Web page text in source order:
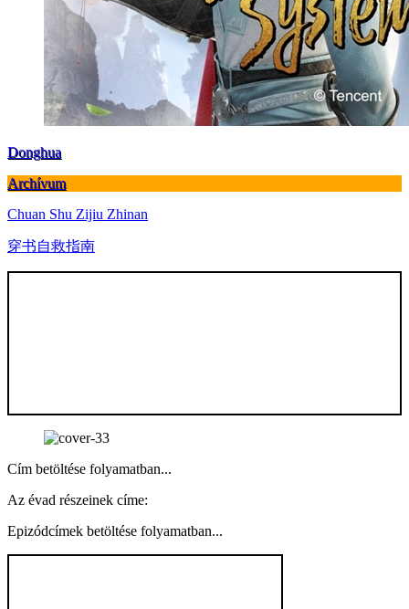
Donghua
Archívum
Chuan Shu Zijiu Zhinan
穿书自救指南
Cím betöltése folyamatban...
Az évad részeinek címe:
Epizódcímek betöltése folyamatban...